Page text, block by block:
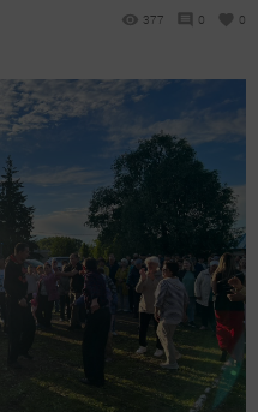
377 0 0